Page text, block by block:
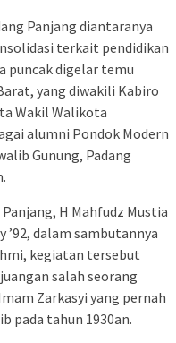
Panjang diantaranya
terkait pendidikan
puncak digelar temu
yang diwakili Kabiro
Wakil Walikota
alumni Pondok Modern
Gunung, Padang
H Mahfudz Mustia
’92, dalam sambutannya
kegiatan tersebut
salah seorang
Zarkasyi yang pernah
pada tahun 1930an.